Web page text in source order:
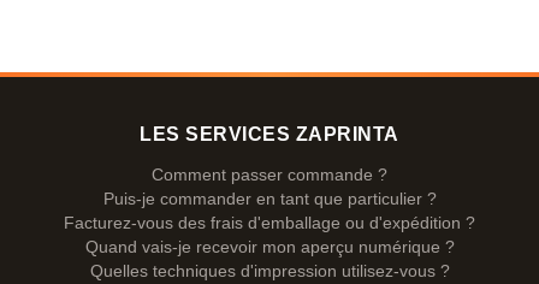
LES SERVICES ZAPRINTA
Comment passer commande ?
Puis-je commander en tant que particulier ?
Facturez-vous des frais d'emballage ou d'expédition ?
Quand vais-je recevoir mon aperçu numérique ?
Quelles techniques d'impression utilisez-vous ?